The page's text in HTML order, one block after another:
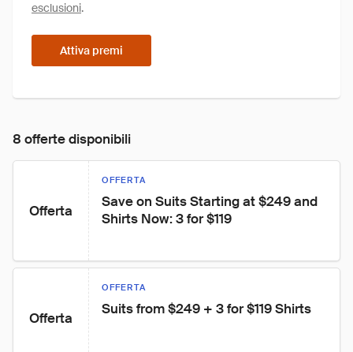
esclusioni.
Attiva premi
8 offerte disponibili
Offerta
OFFERTA
Save on Suits Starting at $249 and
Shirts Now: 3 for $119
Offerta
OFFERTA
Suits from $249 + 3 for $119 Shirts